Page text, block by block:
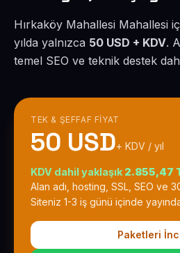
Hırkaköy Mahallesi Mahallesi
yılda yalnızca 50 USD + KDV.
temel SEO ve teknik destek
TEK & ŞEFFAF FIYAT
50 USD+ KDV / yıl
KDV dahil yaklaşık 2.855,47
Alan adı, hosting, SSL, SEO ve
Siteniz 1-3 iş günü içinde
Paketleri